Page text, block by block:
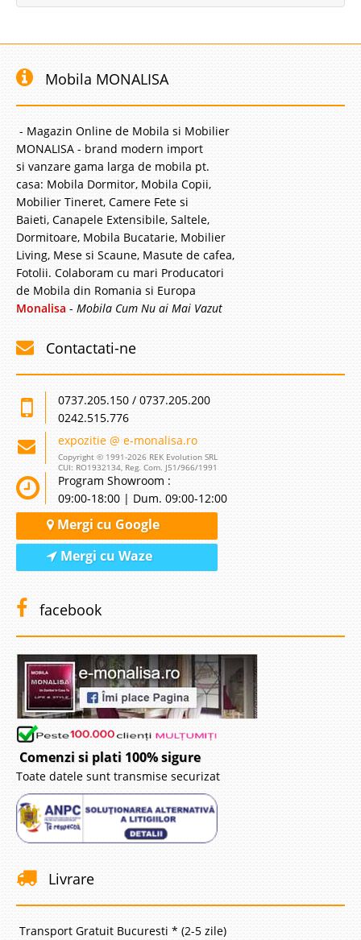
Mobila MONALISA
- Magazin Online de Mobila si Mobilier
MONALISA - brand modern import
si vanzare gama larga de mobila pt.
casa: Mobila Dormitor, Mobila Copii,
Mobilier Tineret, Camere Fete si
Baieti, Canapele Extensibile, Saltele,
Dormitoare, Mobila Bucatarie, Mobilier
Living, Mese si Scaune, Masute de cafea,
Fotolii. Colaboram cu mari Producatori
de Mobila din Romania si Europa
Monalisa - Mobila Cum Nu ai Mai Vazut
Contactati-ne
0737.205.150 / 0737.205.200
0242.515.776
expozitie @ e-monalisa.ro
Copyright © 1991-2026 REK Evolution SRL
CUI: RO1932134, Reg. Com. J51/966/1991
Program Showroom :
09:00-18:00 | Dum. 09:00-12:00
Mergi cu Google
Mergi cu Waze
facebook
Comenzi si plati 100% sigure
Toate datele sunt transmise securizat
Livrare
Transport Gratuit Bucuresti * (2-5 zile)